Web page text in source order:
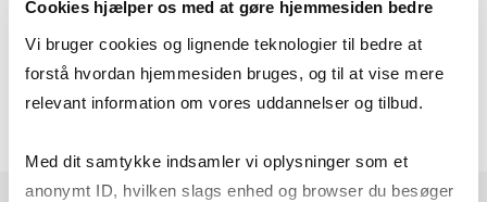
Cookies hjælper os med at gøre hjemmesiden bedre
Vi bruger cookies og lignende teknologier til bedre at
forstå hvordan hjemmesiden bruges, og til at vise mere
relevant information om vores uddannelser og tilbud.
Med dit samtykke indsamler vi oplysninger som et
anonymt ID, hvilken slags enhed og browser du besøger
Besvare spørgsmål om fundraising
Derudover kan du læse artikler om succesfulde
ansøgninger, se videoer og høre podcast om at lave